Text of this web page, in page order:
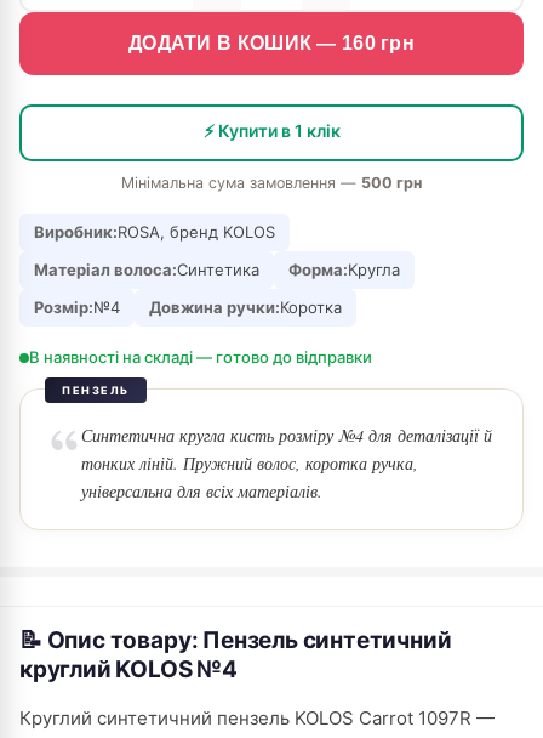
ДОДАТИ В КОШИК — 160грн
⚡ Купити в 1 клік
Мінімальна сума замовлення — 500 грн
Виробник:ROSA, бренд KOLOS
Матеріал волоса:Синтетика Форма:Кругла
Розмір:№4 Довжина ручки:Коротка
В наявності на складі — готово до відправки
ПЕНЗЕЛЬ
Синтетична кругла кисть розміру №4 для деталізації й
тонких ліній. Пружний волос, коротка ручка,
універсальна для всіх матеріалів.
📝 Опис товару: Пензель синтетичний
круглий KOLOS №4
Круглий синтетичний пензель KOLOS Carrot 1097R —